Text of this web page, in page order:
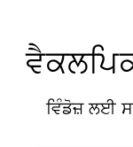
ਵਿੰਡੋਜ਼ ਲਈ